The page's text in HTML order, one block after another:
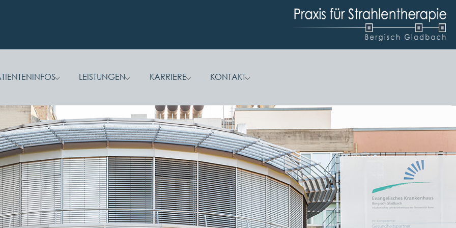
for "Praxis" Submenu for "Patienteninfos"
LEISTUNGENSubmenu for "Leistungen"
KARRIERESubmenu for "Karriere"
KONTAKTSubmenu for "Kontakt"